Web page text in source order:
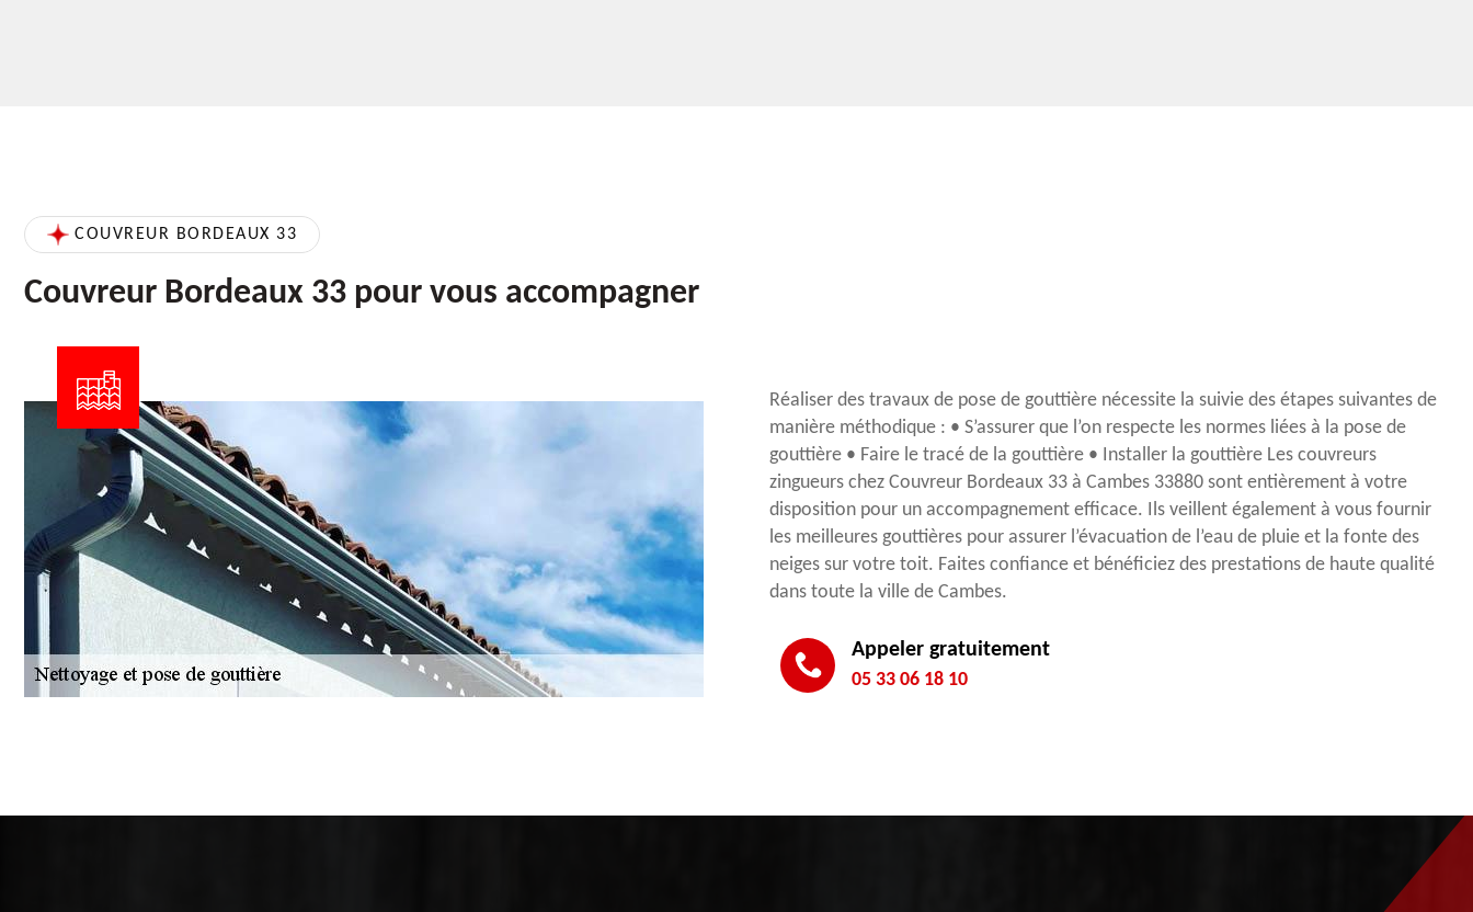
COUVREUR BORDEAUX 33
Couvreur Bordeaux 33 pour vous accompagner
Réaliser des travaux de pose de gouttière nécessite la suivie des étapes suivantes de
manière méthodique : • S’assurer que l’on respecte les normes liées à la pose de
gouttière • Faire le tracé de la gouttière • Installer la gouttière Les couvreurs
zingueurs chez Couvreur Bordeaux 33 à Cambes 33880 sont entièrement à votre
disposition pour un accompagnement efficace. Ils veillent également à vous fournir
les meilleures gouttières pour assurer l’évacuation de l’eau de pluie et la fonte des
neiges sur votre toit. Faites confiance et bénéficiez des prestations de haute qualité
dans toute la ville de Cambes.
Appeler gratuitement
05 33 06 18 10